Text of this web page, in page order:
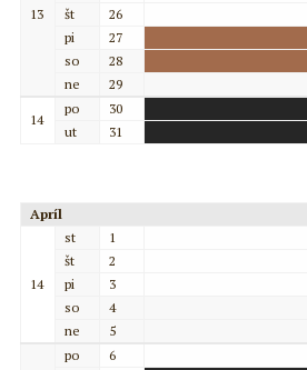
13
št
26
pi
27
so
28
ne
29
14
po
30
ut
31
Apríl
14
st
1
št
2
pi
3
so
4
ne
5
po
6